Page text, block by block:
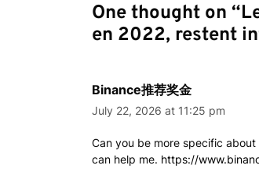
One thought on “
en 2022, restent
Binance推荐奖金
July 22, 2026 at 11:25 pm
Can you be more specific
can help me. https://